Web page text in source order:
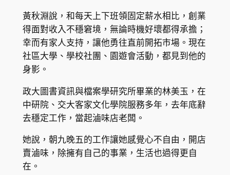
黃秋淵說，和每天上下班領固定薪水相比，創業
得面對收入不穩窘境，無論時機好壞都得承擔；
幸而有家人支持，讓他勇往直前開拓市場。現在
社區大學、學校社團、園遊會活動，都見到他的
身影。
政大圖書資訊與檔案學研究所畢業的林美玉，在
中研院、交大客家文化學院服務多年，去年底辭
去穩定工作，當起滷味店老闆。
她說，朝九晚五的工作讓她感覺心不自由，開店
賣滷味，除擁有自己的事業，生活也過得更自
在。